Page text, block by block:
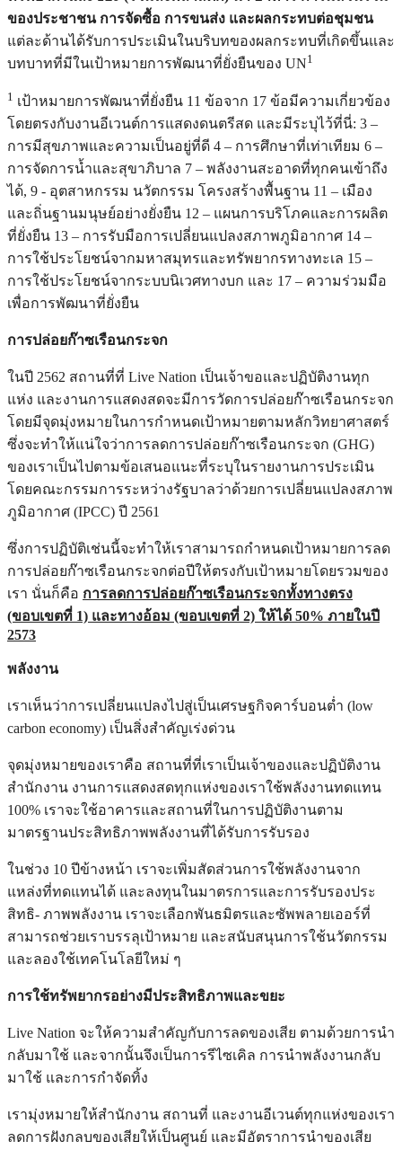
ของประชาชน การจัดซื้อ การขนส่ง และผลกระทบต่อชุมชน
แต่ละด้านได้รับการประเมินในบริบทของผลกระทบที่เกิดขึ้นและ
บทบาทที่มีในเป้าหมายการพัฒนาที่ยั่งยืนของ UN1
1 เป้าหมายการพัฒนาที่ยั่งยืน 11 ข้อจาก 17 ข้อมีความเกี่ยวข้อง
โดยตรงกับงานอีเวนต์การแสดงดนตรีสด และมีระบุไว้ที่นี่: 3 –
การมีสุขภาพและความเป็นอยู่ที่ดี 4 – การศึกษาที่เท่าเทียม 6 –
การจัดการน้ำและสุขาภิบาล 7 – พลังงานสะอาดที่ทุกคนเข้าถึง
ได้, 9 - อุตสาหกรรม นวัตกรรม โครงสร้างพื้นฐาน 11 – เมือง
และถิ่นฐานมนุษย์อย่างยั่งยืน 12 – แผนการบริโภคและการผลิต
ที่ยั่งยืน 13 – การรับมือการเปลี่ยนแปลงสภาพภูมิอากาศ 14 –
การใช้ประโยชน์จากมหาสมุทรและทรัพยากรทางทะเล 15 –
การใช้ประโยชน์จากระบบนิเวศทางบก และ 17 – ความร่วมมือ
เพื่อการพัฒนาที่ยั่งยืน
การปล่อยก๊าซเรือนกระจก
ในปี 2562 สถานที่ที่ Live Nation เป็นเจ้าขอและปฏิบัติงานทุก
แห่ง และงานการแสดงสดจะมีการวัดการปล่อยก๊าซเรือนกระจก
โดยมีจุดมุ่งหมายในการกำหนดเป้าหมายตามหลักวิทยาศาสตร์
ซึ่งจะทำให้แน่ใจว่าการลดการปล่อยก๊าซเรือนกระจก (GHG)
ของเราเป็นไปตามข้อเสนอแนะที่ระบุในรายงานการประเมิน
โดยคณะกรรมการระหว่างรัฐบาลว่าด้วยการเปลี่ยนแปลงสภาพ
ภูมิอากาศ (IPCC) ปี 2561
ซึ่งการปฏิบัติเช่นนี้จะทำให้เราสามารถกำหนดเป้าหมายการลด
การปล่อยก๊าซเรือนกระจกต่อปีให้ตรงกับเป้าหมายโดยรวมของ
เรา นั่นก็คือ การลดการปล่อยก๊าซเรือนกระจกทั้งทางตรง
(ขอบเขตที่ 1) และทางอ้อม (ขอบเขตที่ 2) ให้ได้ 50% ภายในปี
2573
พลังงาน
เราเห็นว่าการเปลี่ยนแปลงไปสู่เป็นเศรษฐกิจคาร์บอนต่ำ (low
carbon economy) เป็นสิ่งสำคัญเร่งด่วน
จุดมุ่งหมายของเราคือ สถานที่ที่เราเป็นเจ้าของและปฏิบัติงาน
สำนักงาน งานการแสดงสดทุกแห่งของเราใช้พลังงานทดแทน
100% เราจะใช้อาคารและสถานที่ในการปฏิบัติงานตาม
มาตรฐานประสิทธิภาพพลังงานที่ได้รับการรับรอง
ในช่วง 10 ปีข้างหน้า เราจะเพิ่มสัดส่วนการใช้พลังงานจาก
แหล่งที่ทดแทนได้ และลงทุนในมาตรการและการรับรองประ
สิทธิ- ภาพพลังงาน เราจะเลือกพันธมิตรและซัพพลายเออร์ที่
สามารถช่วยเราบรรลุเป้าหมาย และสนับสนุนการใช้นวัตกรรม
และลองใช้เทคโนโลยีใหม่ ๆ
การใช้ทรัพยากรอย่างมีประสิทธิภาพและขยะ
Live Nation จะให้ความสำคัญกับการลดของเสีย ตามด้วยการนำ
กลับมาใช้ และจากนั้นจึงเป็นการรีไซเคิล การนำพลังงานกลับ
มาใช้ และการกำจัดทิ้ง
เรามุ่งหมายให้สำนักงาน สถานที่ และงานอีเวนต์ทุกแห่งของเรา
ลดการฝังกลบของเสียให้เป็นศูนย์ และมีอัตราการนำของเสีย